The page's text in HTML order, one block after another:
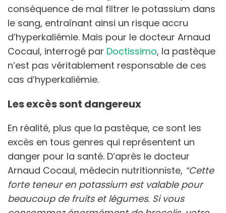
conséquence de mal filtrer le potassium dans
le sang, entraînant ainsi un risque accru
d’hyperkaliémie. Mais pour le docteur Arnaud
Cocaul, interrogé par Doctissimo, la pastèque
n’est pas véritablement responsable de ces
cas d’hyperkaliémie.
Les excès sont dangereux
En réalité, plus que la pastèque, ce sont les
excès en tous genres qui représentent un
danger pour la santé. D’après le docteur
Arnaud Cocaul, médecin nutritionniste, “Cette
forte teneur en potassium est valable pour
beaucoup de fruits et légumes. Si vous